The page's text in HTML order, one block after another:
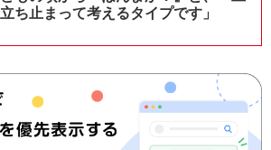
立ち止まって考えるタイプです」